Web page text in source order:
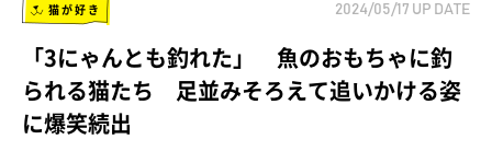
猫が好き 2024/05/17 UP DATE
「3にゃんとも釣れた」 魚のおもちゃに釣
られる猫たち 足並みそろえて追いかける姿
に爆笑続出